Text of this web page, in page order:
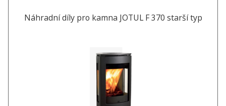
Náhradní díly pro kamna JOTUL F 370 starší typ